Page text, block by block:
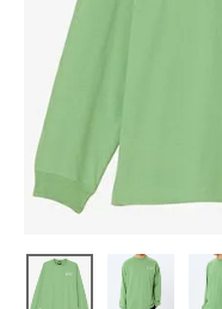
ご利用ガイド
お問い合わせ
メルマガ登録
特定商取引法
プライバシーポリシー